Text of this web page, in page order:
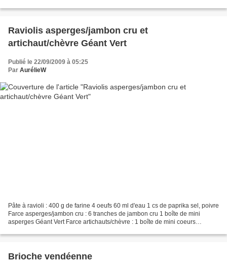
Raviolis asperges/jambon cru et
artichaut/chèvre Géant Vert
Publié le 22/09/2009 à 05:25
Par AurélieW
Pâte à ravioli : 400 g de farine 4 oeufs 60 ml d'eau 1 cs de paprika sel, poivre
Farce asperges/jambon cru : 6 tranches de jambon cru 1 boîte de mini
asperges Géant Vert Farce artichauts/chèvre : 1 boîte de mini coeurs
Brioche vendéenne